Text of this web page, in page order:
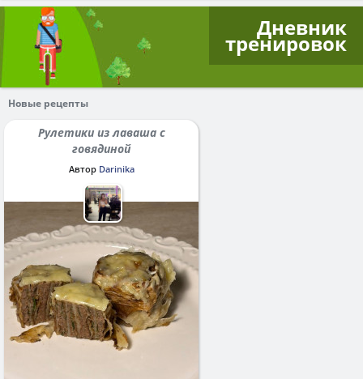
Дневник
тренировок
Новые рецепты
Рулетики из лаваша с
говядиной
Автор Darinika